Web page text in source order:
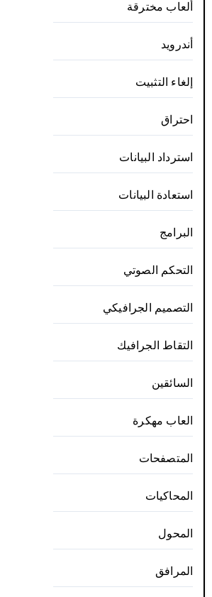
ألعاب مخترقة
أندرويد
إلغاء التثبيت
احتراق
استرداد البيانات
استعادة البيانات
البرامج
التحكم الصوتي
التصميم الجرافيكي
التقاط الجرافيك
السائقين
العاب مهكرة
المتصفحات
المحاكيات
المحول
المرافق